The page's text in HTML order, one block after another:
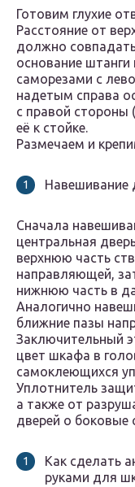
Готовим глухие
Расстояние от
должно
основание
саморезами с
надетым справа
с правой стороны
её к стойке.
Размечаем и
Навешивание
Сначала
центральная
верхнюю часть
направляющей,
нижнюю часть в
Аналогично
ближние пазы
Заключительный
цвет шкафа в
самоклеющихся
Уплотнитель
а также от
дверей о боковые
Как сделать
руками для